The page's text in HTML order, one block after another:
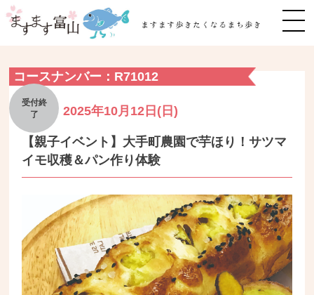
コースナンバー：R71012
2025年10月12日(日)
【親子イベント】大手町農園で芋ほり！サツマ
イモ収穫＆パン作り体験